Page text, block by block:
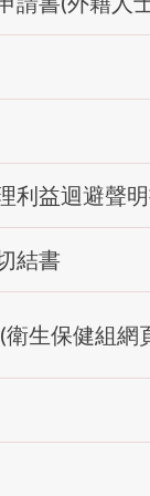
利益迴避聲
結書
生保健組網